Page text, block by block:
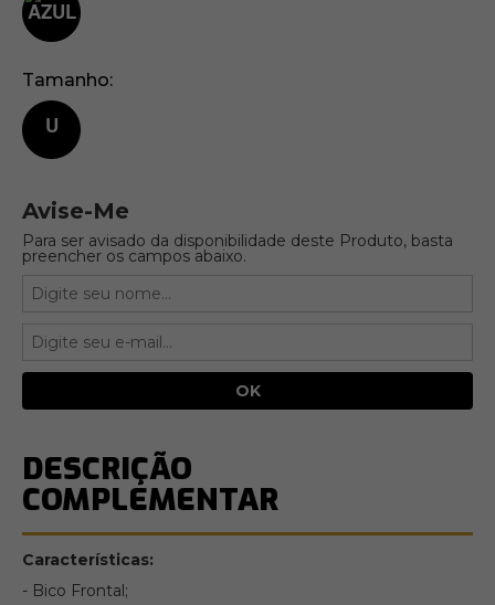
Tamanho
U
Avise-Me
Para ser avisado da disponibilidade deste Produto, basta
preencher os campos abaixo.
DESCRIÇÃO
COMPLEMENTAR
Características:
- Bico Frontal;